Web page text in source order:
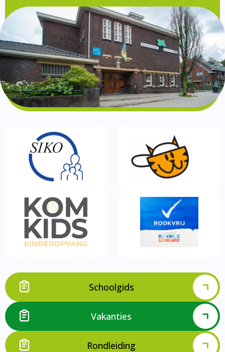
Schoolgids
Gezonde school
Kinderopvang
BSO
Routebeschrijving
Privacy
Schoolgids
Vakanties
Rondleiding